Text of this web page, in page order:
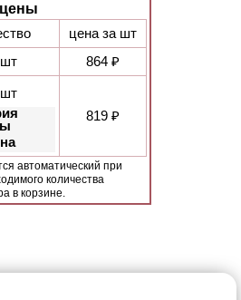
цена за шт
864 ₽
819 ₽
автоматический при
количества
в корзине.